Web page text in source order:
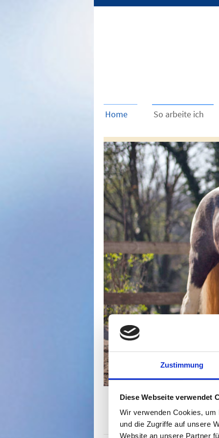
Zustimmung
Diese Webseite verwendet
Wir verwenden Cookies,
und die Zugriffe auf unsere
Website an unsere Partner
Home So arbeite ich
Homöopathie